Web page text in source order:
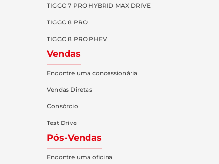
TIGGO 7 PRO HYBRID MAX DRIVE
TIGGO 8 PRO
TIGGO 8 PRO PHEV
Vendas
Encontre uma concessionária
Vendas Diretas
Consórcio
Test Drive
Pós-Vendas
Encontre uma oficina